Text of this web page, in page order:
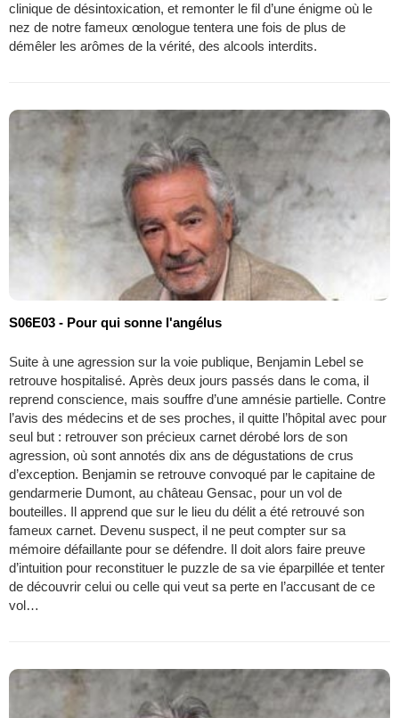
clinique de désintoxication, et remonter le fil d’une énigme où le
nez de notre fameux œnologue tentera une fois de plus de
démêler les arômes de la vérité, des alcools interdits.
S06E03 - Pour qui sonne l'angélus
Suite à une agression sur la voie publique, Benjamin Lebel se
retrouve hospitalisé. Après deux jours passés dans le coma, il
reprend conscience, mais souffre d’une amnésie partielle. Contre
l’avis des médecins et de ses proches, il quitte l’hôpital avec pour
seul but : retrouver son précieux carnet dérobé lors de son
agression, où sont annotés dix ans de dégustations de crus
d’exception. ​Benjamin se retrouve convoqué par le capitaine de
gendarmerie Dumont, au château Gensac, pour un vol de
bouteilles. Il apprend que sur le lieu du délit a été retrouvé son
fameux carnet. Devenu suspect, il ne peut compter sur sa
mémoire défaillante pour se défendre. Il doit alors faire preuve
d’intuition pour reconstituer le puzzle de sa vie éparpillée et tenter
de découvrir celui ou celle qui veut sa perte en l’accusant de ce
vol…